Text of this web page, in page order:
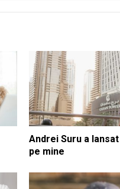
Andrei Suru a
pe mine